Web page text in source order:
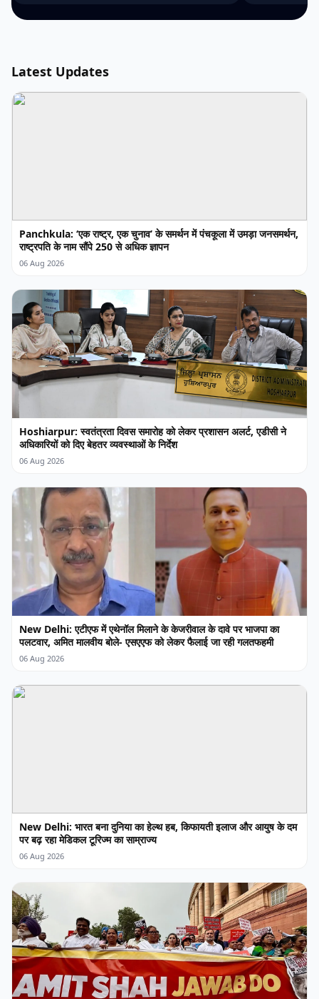
Latest Updates
Panchkula: ‘एक राष्ट्र, एक चुनाव’ के समर्थन में पंचकूला में उमड़ा जनसमर्थन,
राष्ट्रपति के नाम सौंपे 250 से अधिक ज्ञापन
06 Aug 2026
Hoshiarpur: स्वतंत्रता दिवस समारोह को लेकर प्रशासन अलर्ट, एडीसी ने
अधिकारियों को दिए बेहतर व्यवस्थाओं के निर्देश
06 Aug 2026
New Delhi: एटीएफ में एथेनॉल मिलाने के केजरीवाल के दावे पर भाजपा का
पलटवार, अमित मालवीय बोले- एसएएफ को लेकर फैलाई जा रही गलतफहमी
06 Aug 2026
New Delhi: भारत बना दुनिया का हेल्थ हब, किफायती इलाज और आयुष के दम
पर बढ़ रहा मेडिकल टूरिज्म का साम्राज्य
06 Aug 2026